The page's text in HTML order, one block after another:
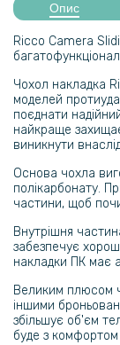
Захисне скло
Xiaomi Redmi
Протиударна
Note 10 Pro на
Протиударна
Note 10,
Опис
Ricco Camera
Чохол накладка
моделей
поєднати
найкраще
виникнути
Основа чохла
полікарбонату.
частини, щоб
Внутрішня
забезпечує
накладки ПК має
Великим плюсом
іншими
збільшує об'єм
буде з комфортом